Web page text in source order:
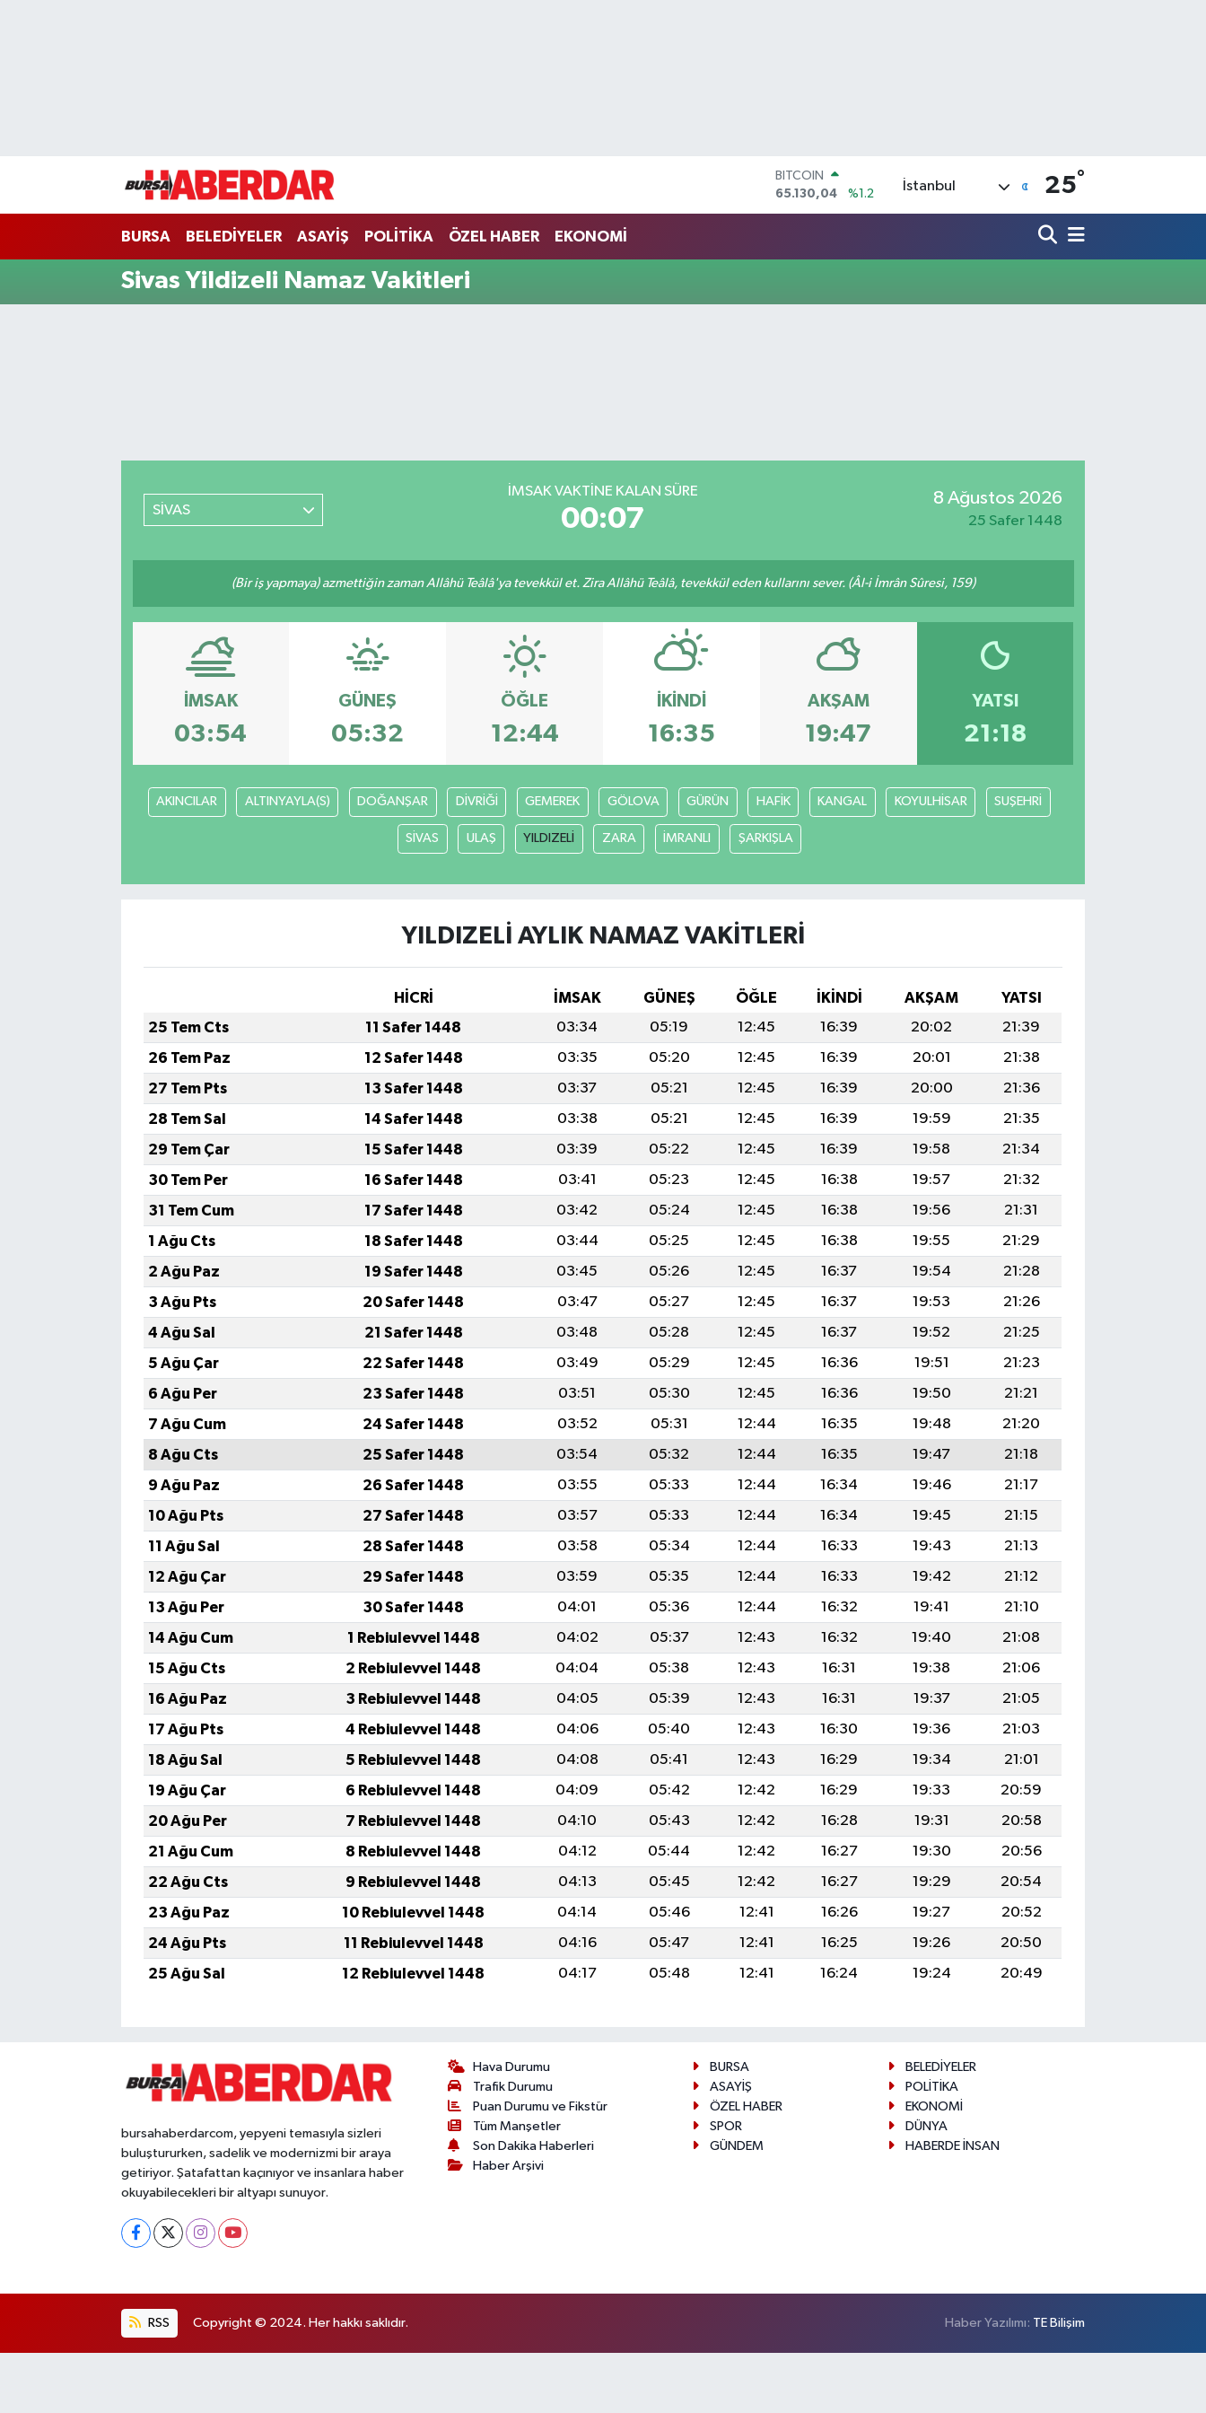
BITCOIN
65.130,04
%1.2
DOLAR
64,4046
%0.35
İstanbul 25°
BURSA BELEDİYELER ASAYİŞ POLİTİKA ÖZEL HABER EKONOMİ
Sivas Yildizeli Namaz Vakitleri
SİVAS
İMSAK VAKTINE KALAN SÜRE
00:07
8 Ağustos 2026
25 Safer 1448
(Bir iş yapmaya) azmettiğin zaman Allâhü Teâlâ'ya tevekkül et. Zira Allâhü Teâlâ, tevekkül eden kullarını sever. (Âl-i İmrân Sûresi, 159)
İMSAK
03:54
GÜNEŞ
05:32
ÖĞLE
12:44
İKINDI
16:35
AKŞAM
19:47
YATSI
21:18
AKINCILAR ALTINYAYLA(S) DOĞANŞAR DİVRİĞİ GEMEREK GÖLOVA GÜRÜN HAFİK KANGAL KOYULHİSAR SUŞEHRİ
SİVAS ULAŞ YILDIZELİ ZARA İMRANLI ŞARKIŞLA
YILDIZELİ AYLIK NAMAZ VAKITLERI
HİCRİ İMSAK GÜNEŞ ÖĞLE İKINDI AKŞAM
YATSI
25 Tem Cts
11 Safer 1448 03:34 05:19 12:45 16:39 20:02
21:39
26 Tem Paz
12 Safer 1448 03:35 05:20 12:45 16:39 20:01
21:38
27 Tem Pts
13 Safer 1448 03:37 05:21 12:45 16:39 20:00
21:36
28 Tem Sal
14 Safer 1448 03:38 05:21 12:45 16:39 19:59
21:35
29 Tem Çar
15 Safer 1448 03:39 05:22 12:45 16:39 19:58
21:34
30 Tem Per
16 Safer 1448 03:41 05:23 12:45 16:38 19:57
21:32
31 Tem Cum
17 Safer 1448 03:42 05:24 12:45 16:38 19:56
21:31
1 Ağu Cts
18 Safer 1448 03:44 05:25 12:45 16:38 19:55
21:29
2 Ağu Paz
19 Safer 1448 03:45 05:26 12:45 16:37 19:54
21:28
3 Ağu Pts
20 Safer 1448 03:47 05:27 12:45 16:37 19:53
21:26
4 Ağu Sal
21 Safer 1448 03:48 05:28 12:45 16:37 19:52
21:25
5 Ağu Çar
22 Safer 1448 03:49 05:29 12:45 16:36 19:51
21:23
6 Ağu Per
23 Safer 1448 03:51 05:30 12:45 16:36 19:50
21:21
7 Ağu Cum
24 Safer 1448 03:52 05:31 12:44 16:35 19:48
21:20
8 Ağu Cts
25 Safer 1448 03:54 05:32 12:44 16:35 19:47
21:18
9 Ağu Paz
26 Safer 1448 03:55 05:33 12:44 16:34 19:46
21:17
10 Ağu Pts
27 Safer 1448 03:57 05:33 12:44 16:34 19:45
21:15
11 Ağu Sal
28 Safer 1448 03:58 05:34 12:44 16:33 19:43
21:13
12 Ağu Çar
29 Safer 1448 03:59 05:35 12:44 16:33 19:42
21:12
13 Ağu Per
30 Safer 1448 04:01 05:36 12:44 16:32 19:41
21:10
14 Ağu Cum
1 Rebiulevvel 1448 04:02 05:37 12:43 16:32 19:40
21:08
15 Ağu Cts
2 Rebiulevvel 1448 04:04 05:38 12:43 16:31 19:38
21:06
16 Ağu Paz
3 Rebiulevvel 1448 04:05 05:39 12:43 16:31 19:37
21:05
17 Ağu Pts
4 Rebiulevvel 1448 04:06 05:40 12:43 16:30 19:36
21:03
18 Ağu Sal
5 Rebiulevvel 1448 04:08 05:41 12:43 16:29 19:34
21:01
19 Ağu Çar
6 Rebiulevvel 1448 04:09 05:42 12:42 16:29 19:33
20:59
20 Ağu Per
7 Rebiulevvel 1448 04:10 05:43 12:42 16:28 19:31
20:58
21 Ağu Cum
8 Rebiulevvel 1448 04:12 05:44 12:42 16:27 19:30
20:56
22 Ağu Cts
9 Rebiulevvel 1448 04:13 05:45 12:42 16:27 19:29
20:54
23 Ağu Paz
10 Rebiulevvel 1448 04:14 05:46 12:41 16:26 19:27
20:52
24 Ağu Pts
11 Rebiulevvel 1448 04:16 05:47 12:41 16:25 19:26
20:50
25 Ağu Sal
12 Rebiulevvel 1448 04:17 05:48 12:41 16:24 19:24 20:49
bursahaberdarcom, yepyeni temasıyla sizleri
buluştururken, sadelik ve modernizmi bir araya
getiriyor. Şatafattan kaçınıyor ve insanlara haber
okuyabilecekleri bir altyapı sunuyor.
Hava Durumu
Trafik Durumu
Puan Durumu ve Fikstür
Tüm Manşetler
Son Dakika Haberleri
Haber Arşivi
BURSA
BELEDİYELER
ASAYİŞ
POLİTİKA
ÖZEL HABER
EKONOMİ
SPOR
DÜNYA
GÜNDEM
HABERDE İNSAN
RSS Copyright © 2024. Her hakkı saklıdır. Haber Yazılımı: TE Bilişim
Tüm Manşetler